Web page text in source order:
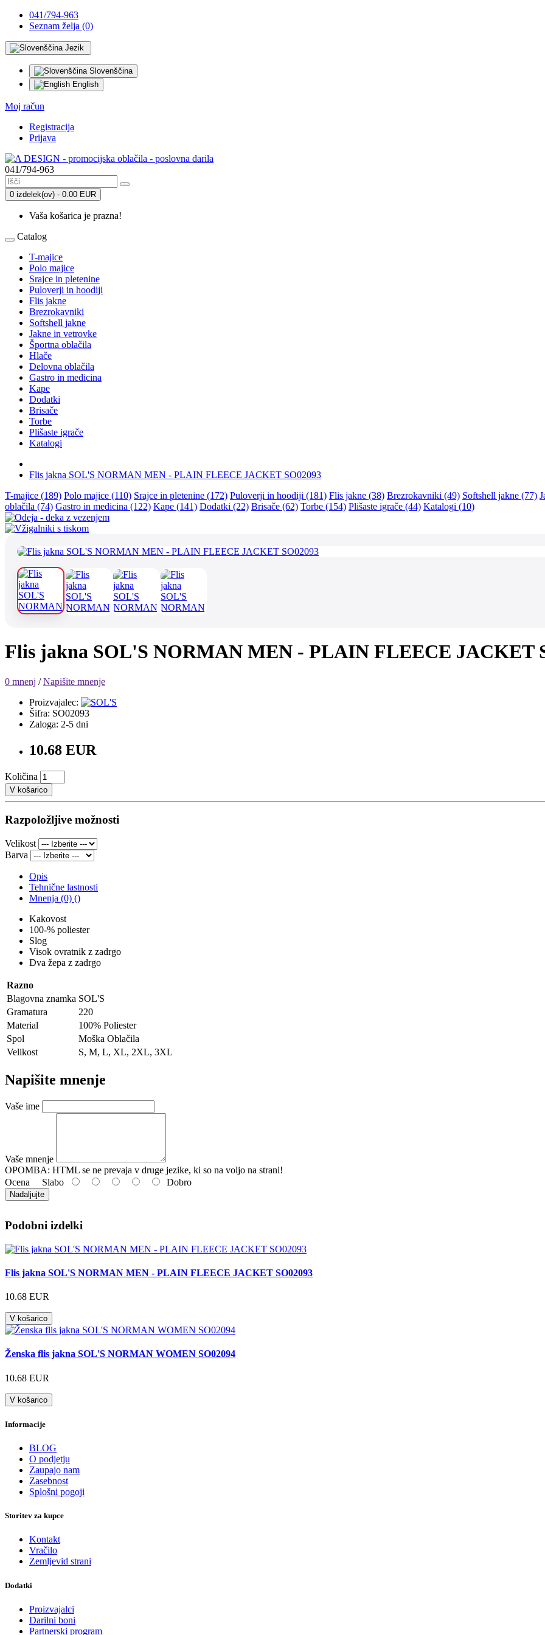
041/794-963
Seznam želja (0)
Jezik
Slovenščina
English
Moj račun
Registracija
Prijava
041/794-963
0 izdelek(ov) - 0.00 EUR
Vaša košarica je prazna!
Catalog
T-majice
Polo majice
Srajce in pletenine
Puloverji in hoodiji
Flis jakne
Brezrokavniki
Softshell jakne
Jakne in vetrovke
Športna oblačila
Hlače
Delovna oblačila
Gastro in medicina
Kape
Dodatki
Brisače
Torbe
Plišaste igrače
Katalogi
Flis jakna SOL'S NORMAN MEN - PLAIN FLEECE JACKET SO02093
T-majice (189) Polo majice (110) Srajce in pletenine (172) Puloverji in hoodiji (181) Flis jakne (38) Brezrokavniki (49) Softshell jakne (77)
oblačila (74) Gastro in medicina (122) Kape (141) Dodatki (22) Brisače (62) Torbe (154) Plišaste igrače (44) Katalogi (10)
Flis jakna SOL'S NORMAN MEN - PLAIN FLEECE JACKET
0 mnenj /Napišite mnenje
Proizvajalec:
Šifra: SO02093
Zaloga: 2-5 dni
10.68 EUR
Količina
V košarico
Razpoložljive možnosti
Velikost
Barva
Opis
Tehnične lastnosti
Mnenja (0) ()
Kakovost
100-% poliester
Slog
Visok ovratnik z zadrgo
Dva žepa z zadrgo
Razno
Blagovna znamka SOL'S
Gramatura
220
Material
100% Poliester
Spol
Moška Oblačila
Velikost
S, M, L, XL, 2XL, 3XL
Napišite mnenje
Vaše ime
Vaše mnenje
OPOMBA: HTML se ne prevaja v druge jezike, ki so na voljo na strani!
Ocena Slabo Dobro
Nadaljujte
Podobni izdelki
Flis jakna SOL'S NORMAN MEN - PLAIN FLEECE JACKET SO02093
10.68 EUR
V košarico
Ženska flis jakna SOL'S NORMAN WOMEN SO02094
10.68 EUR
V košarico
Informacije
BLOG
O podjetju
Zaupajo nam
Zasebnost
Splošni pogoji
Storitev za kupce
Kontakt
Vračilo
Zemljevid strani
Dodatki
Proizvajalci
Darilni boni
Partnerski program